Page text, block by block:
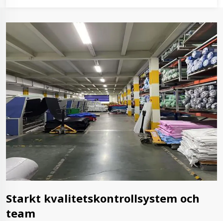
Starkt kvalitetskontrollsystem och
team